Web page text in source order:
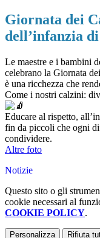
Giornata dei
dell’infanzia
Le maestre e i bambini
celebrano la Giornata
è una ricchezza che
Come i nostri calzini:
Educare al rispetto,
fin da piccoli che ogni
condividere.
Altre foto
Notizie
Questo sito o gli
cookie necessari al
COOKIE POLICY.
Personalizza Rifiuta